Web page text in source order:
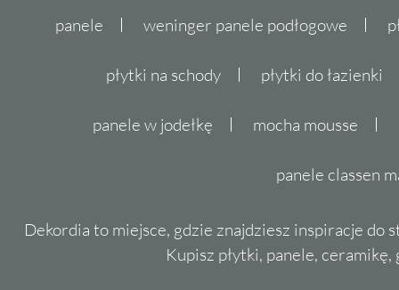
panele weninger panele podłogowe
płytki na schody płytki do łazienki
panele w jodełkę mocha mousse
panele classen
Dekordia to miejsce, gdzie znajdziesz inspiracje do
Kupisz płytki, panele,